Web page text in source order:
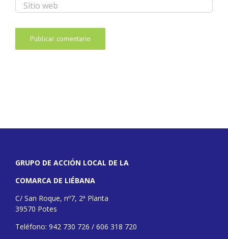
GRUPO DE ACCIÓN LOCAL DE LA
COMARCA DE LIÉBANA
C/ San Roque, nº7, 2ª Planta
39570 Potes
Teléfono: 942 730 726 / 606 318 720